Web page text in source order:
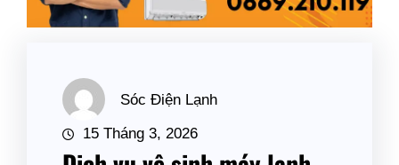
Sóc Điện Lạnh
15 Tháng 3, 2026